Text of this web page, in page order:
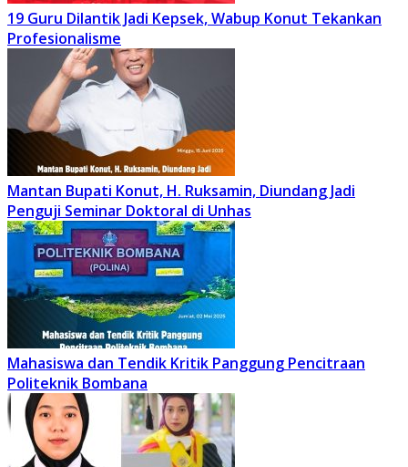
19 Guru Dilantik Jadi Kepsek, Wabup Konut Tekankan
Profesionalisme
Mantan Bupati Konut, H. Ruksamin, Diundang Jadi
Penguji Seminar Doktoral di Unhas
Mahasiswa dan Tendik Kritik Panggung Pencitraan
Politeknik Bombana